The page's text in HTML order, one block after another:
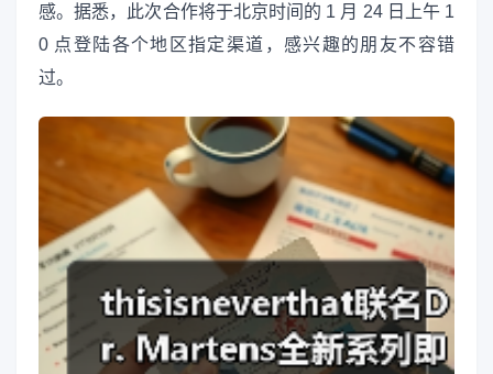
感。据悉，此次合作将于北京时间的 1 月 24 日上午 1
0 点登陆各个地区指定渠道，感兴趣的朋友不容错
过。